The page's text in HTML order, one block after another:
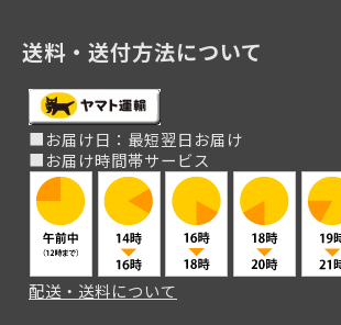
送料・送付方法について
■お届け日：最短翌日お届け
■お届け時間帯サービス
配送・送料について